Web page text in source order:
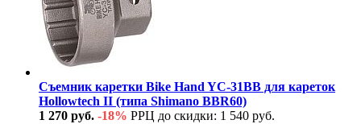
Съемник каретки Bike Hand YC-31BB для кареток
Hollowtech II (типа Shimano BBR60)
1 270 руб. -18% РРЦ до скидки: 1 540 руб.